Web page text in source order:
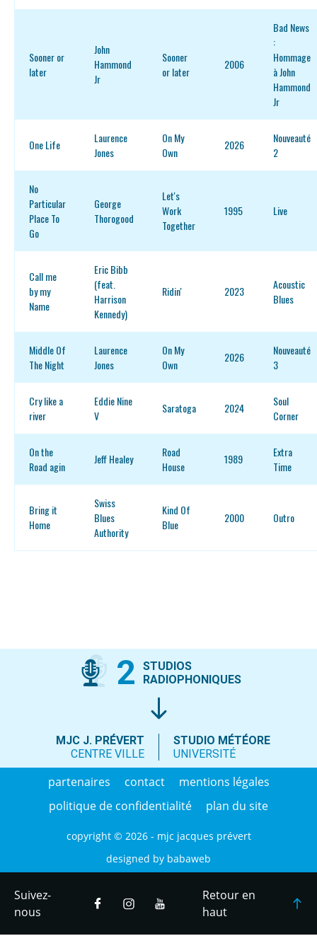
Sooner or
later
John
Hammond
Jr
Sooner
or later
2006
Bad News
:
Hommage
à John
Hammond
Jr
One Life
Laurence
Jones
On My
Own
2026
Nouveauté
2
No
Particular
Place To
Go
George
Thorogood
Let's
Work
Together
1995 Live
Call me
by my
Name
Eric Bibb
(feat.
Harrison
Kennedy)
Ridin' 2023
Acoustic
Blues
Middle Of
The Night
Laurence
Jones
On My
Own
2026
Nouveauté
3
Cry like a
river
Eddie Nine
V
Saratoga 2024
Soul
Corner
On the
Road agin
Jeff Healey
Road
House
1989
Extra
Time
Bring it
Home
Swiss
Blues
Authority
Kind Of
Blue
2000 Outro
2
STUDIOS
RADIOPHONIQUES
MJC J. PRÉVERT
CENTRE VILLE
STUDIO MÉTÉORE
UNIVERSITÉ
partenaires contact
mentions légales
politique de confidentialité
plan du site
copyright © 2026 - mjc jacques prévert
designed by babaweb
Suivez-
nous
Retour en
haut